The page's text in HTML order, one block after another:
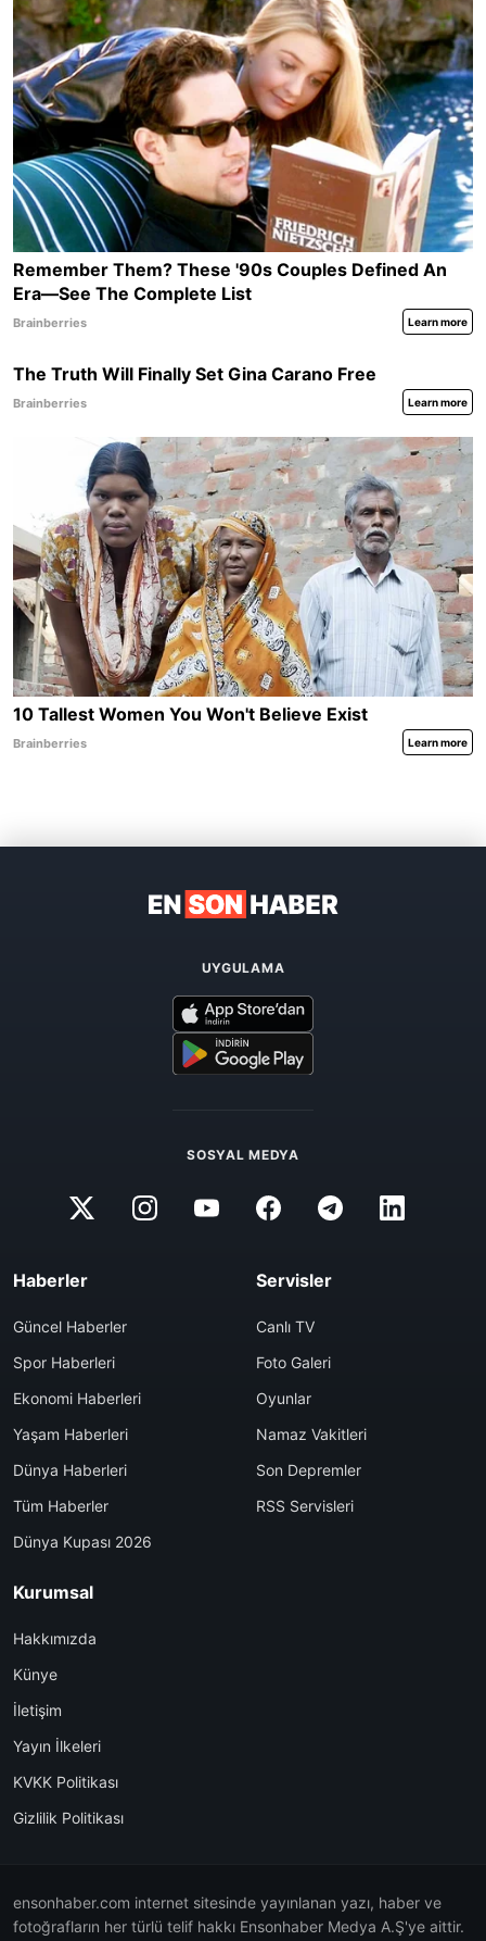
UYGULAMA
SOSYAL MEDYA
Haberler
Güncel Haberler
Spor Haberleri
Ekonomi Haberleri
Yaşam Haberleri
Dünya Haberleri
Tüm Haberler
Dünya Kupası 2026
Servisler
Canlı TV
Foto Galeri
Oyunlar
Namaz Vakitleri
Son Depremler
RSS Servisleri
Kurumsal
Hakkımızda
Künye
İletişim
Yayın İlkeleri
KVKK Politikası
Gizlilik Politikası
ensonhaber.com internet sitesinde yayınlanan yazı, haber ve
fotoğrafların her türlü telif hakkı Ensonhaber Medya A.Ş'ye aittir.